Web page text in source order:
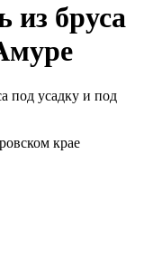
из бруса
под усадку и под
крае